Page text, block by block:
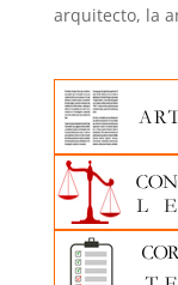
arquitecto, la